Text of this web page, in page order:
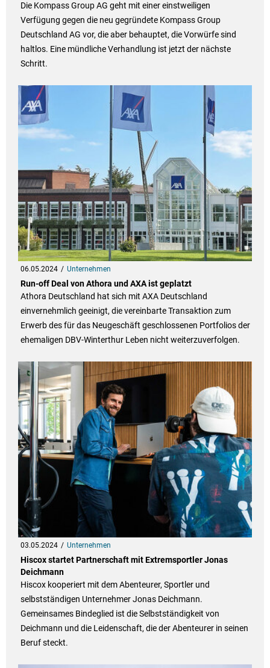
Die Kompass Group AG geht mit einer einstweiligen
Verfügung gegen die neu gegründete Kompass Group
Deutschland AG vor, die aber behauptet, die Vorwürfe sind
haltlos. Eine mündliche Verhandlung ist jetzt der nächste
Schritt.
06.05.2024 Unternehmen
Run-off Deal von Athora und AXA ist geplatzt
Athora Deutschland hat sich mit AXA Deutschland
einvernehmlich geeinigt, die vereinbarte Transaktion zum
Erwerb des für das Neugeschäft geschlossenen Portfolios der
ehemaligen DBV-Winterthur Leben nicht weiterzuverfolgen.
03.05.2024 Unternehmen
Hiscox startet Partnerschaft mit Extremsportler Jonas
Deichmann
Hiscox kooperiert mit dem Abenteurer, Sportler und
selbstständigen Unternehmer Jonas Deichmann.
Gemeinsames Bindeglied ist die Selbstständigkeit von
Deichmann und die Leidenschaft, die der Abenteurer in seinen
Beruf steckt.